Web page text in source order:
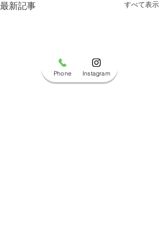
最新記事 すべて表示
Phone Instagram